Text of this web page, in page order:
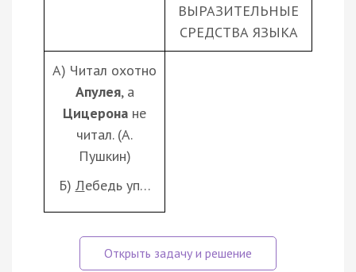
ВЫРАЗИТЕЛЬНЫЕ
СРЕДСТВА ЯЗЫКА
А) Читал охотно
Апулея, а
Цицерона не
читал. (А.
Пушкин)
Б) Лебедь уп…